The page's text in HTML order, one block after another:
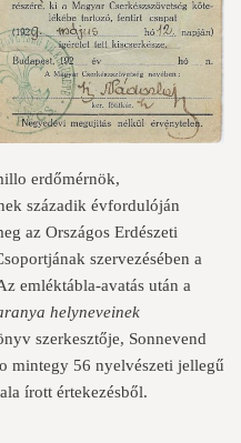
erdőmérnök,
századik évfordulóján
az Országos Erdészeti
szervezésében a
emléktábla-avatás után a
helyneveinek
szerkesztője, Sonnevend
mintegy 56 nyelvészeti jellegű
írott értekezésből.